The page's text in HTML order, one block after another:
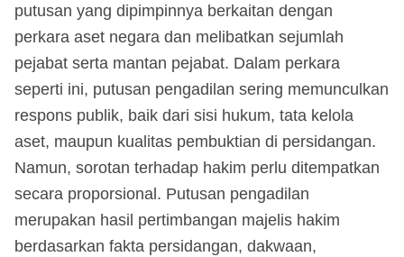
putusan yang dipimpinnya berkaitan dengan
perkara aset negara dan melibatkan sejumlah
pejabat serta mantan pejabat. Dalam perkara
seperti ini, putusan pengadilan sering memunculkan
respons publik, baik dari sisi hukum, tata kelola
aset, maupun kualitas pembuktian di persidangan.
Namun, sorotan terhadap hakim perlu ditempatkan
secara proporsional. Putusan pengadilan
merupakan hasil pertimbangan majelis hakim
berdasarkan fakta persidangan, dakwaan,